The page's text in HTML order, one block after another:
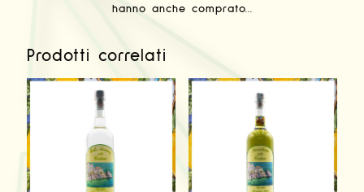
hanno anche comprato...
Prodotti correlati